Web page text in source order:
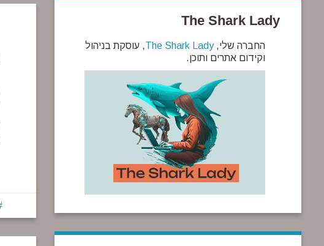
The Shark Lady
החברה שלי,The Shark Lady, עוסקת בניהול
וקידום אתרים ותוכן.